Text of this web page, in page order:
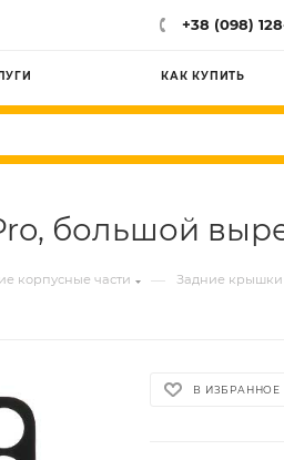
+38 (098) 128-
КАК КУПИТЬ
большой
корпусные части — Задние крышки
В ИЗБРАННОЕ